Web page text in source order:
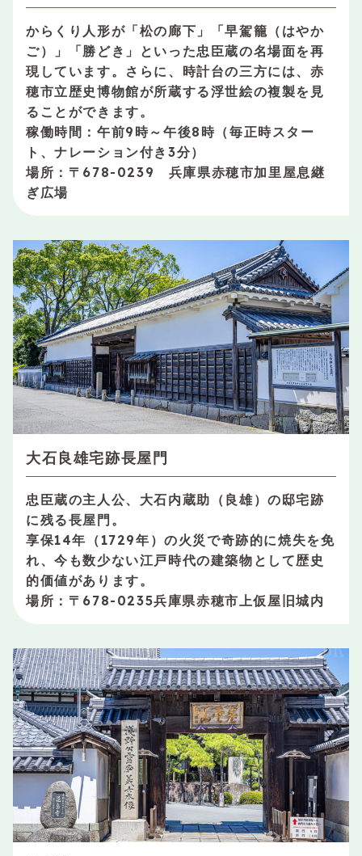
からくり人形が「松の廊下」「早駕籠（はやか
ご）」「勝どき」といった忠臣蔵の名場面を再
現しています。さらに、時計台の三方には、赤
穂市立歴史博物館が所蔵する浮世絵の複製を見
ることができます。
稼働時間：午前9時～午後8時（毎正時スター
ト、ナレーション付き3分）
場所：〒678-0239 兵庫県赤穂市加里屋息継
ぎ広場
大石良雄宅跡長屋門
忠臣蔵の主人公、大石内蔵助（良雄）の邸宅跡
に残る長屋門。
享保14年（1729年）の火災で奇跡的に焼失を免
れ、今も数少ない江戸時代の建築物として歴史
的価値があります。
場所：〒678-0235兵庫県赤穂市上仮屋旧城内